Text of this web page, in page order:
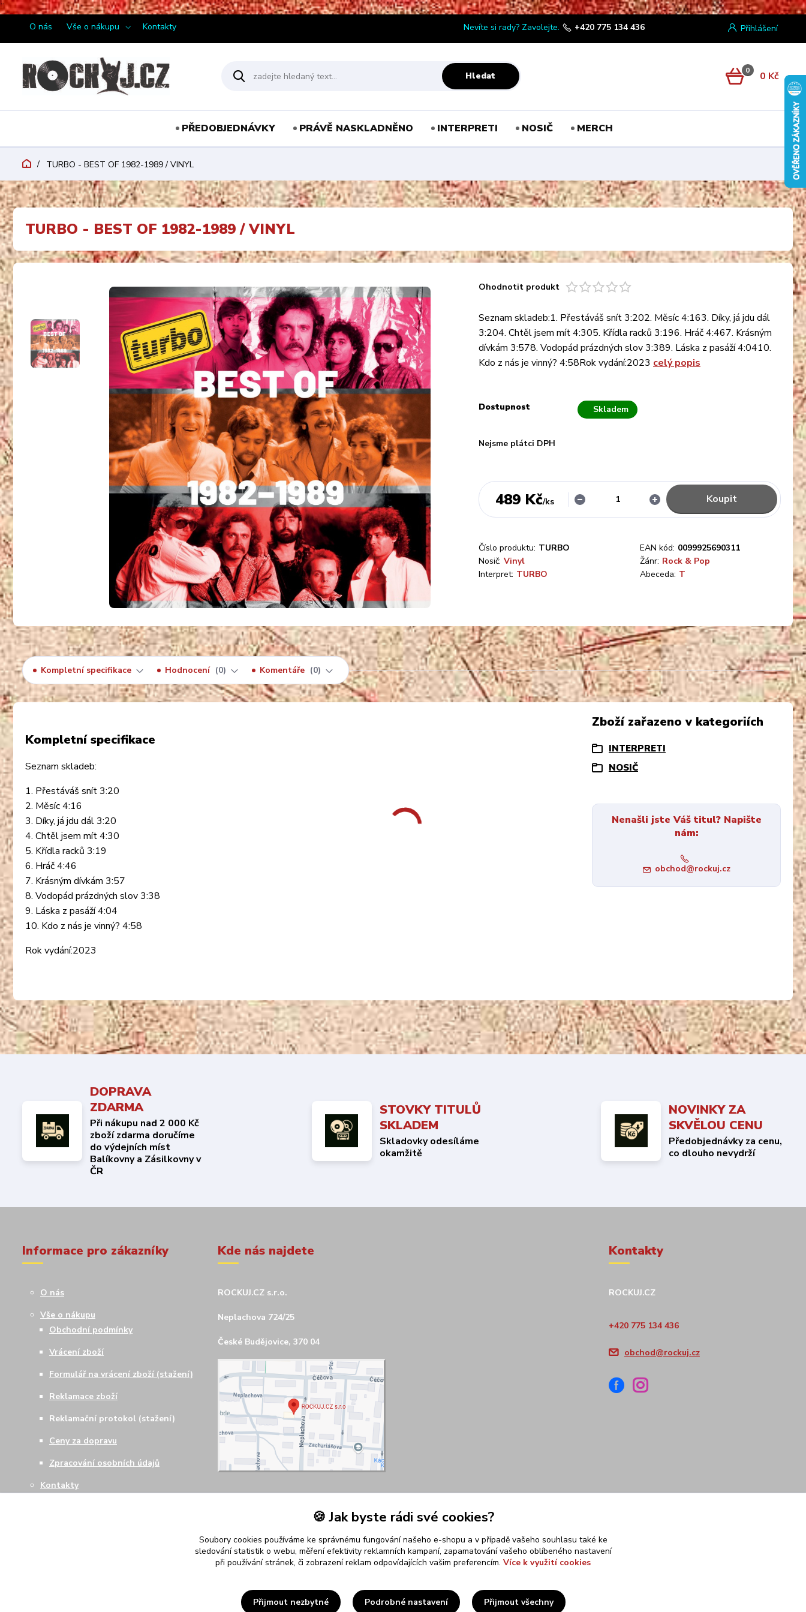
¨
O nás Vše o nákupu Kontakty Přihlášení
Hledat
Nevíte si rady? Zavolejte. +420 775 134 436
0 0 Kč
PŘEDOBJEDNÁVKY PRÁVĚ NASKLADNĚNO INTERPRETI NOSIČ MERCH
TURBO - BEST OF 1982-1989 / VINYL
TURBO - BEST OF 1982-1989 / VINYL
Ohodnotit produkt
Seznam skladeb:1. Přestáváš snít 3:202. Měsíc 4:163. Díky, já jdu dál
3:204. Chtěl jsem mít 4:305. Křídla racků 3:196. Hráč 4:467. Krásným
dívkám 3:578. Vodopád prázdných slov 3:389. Láska z pasáží 4:0410.
Kdo z nás je vinný? 4:58Rok vydání:2023 celý popis
Dostupnost Skladem
Nejsme plátci DPH
489 Kč/ks Koupit
Číslo produktu: TURBO EAN kód: 0099925690311
Nosič: Vinyl Žánr: Rock & Pop
Interpret: TURBO Abeceda: T
Kompletní specifikace Hodnocení 0 Komentáře 0
Kompletní specifikace
Seznam skladeb:
1. Přestáváš snít 3:20
2. Měsíc 4:16
3. Díky, já jdu dál 3:20
4. Chtěl jsem mít 4:30
5. Křídla racků 3:19
6. Hráč 4:46
7. Krásným dívkám 3:57
8. Vodopád prázdných slov 3:38
9. Láska z pasáží 4:04
10. Kdo z nás je vinný? 4:58
Rok vydání:2023
Zboží zařazeno v kategoriích
INTERPRETI
NOSIČ
Nenašli jste Váš titul? Napište
nám:
obchod@rockuj.cz
DOPRAVA
ZDARMA
Při nákupu nad 2 000 Kč
zboží zdarma doručíme
do výdejních míst
Balíkovny a Zásilkovny v
ČR
STOVKY TITULŮ
SKLADEM
Skladovky odesíláme
okamžitě
NOVINKY ZA
SKVĚLOU CENU
Předobjednávky za cenu,
co dlouho nevydrží
Informace pro zákazníky
O nás
Vše o nákupu
Obchodní podmínky
Vrácení zboží
Formulář na vrácení zboží (stažení)
Reklamace zboží
Reklamační protokol (stažení)
Ceny za dopravu
Zpracování osobních údajů
Kontakty
Kde nás najdete
ROCKUJ.CZ s.r.o.
Neplachova 724/25
České Budějovice, 370 04
Kontakty
ROCKUJ.CZ
+420 775 134 436
obchod@rockuj.cz
🍪 Jak byste rádi své cookies?
Soubory cookies používáme ke správnému fungování našeho e-shopu a v případě vašeho souhlasu také ke
sledování statistik o webu, měření efektivity reklamních kampaní, zapamatování vašeho oblíbeného nastavení
při používání stránek, či zobrazení reklam odpovídajících vašim preferencím. Více k využití cookies
Přijmout nezbytné Podrobné nastavení Přijmout všechny